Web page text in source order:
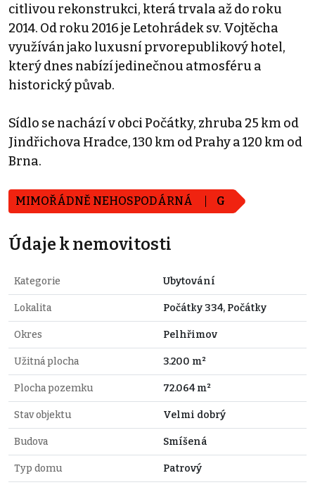
citlivou rekonstrukci, která trvala až do roku
2014. Od roku 2016 je Letohrádek sv. Vojtěcha
využíván jako luxusní prvorepublikový hotel,
který dnes nabízí jedinečnou atmosféru a
historický půvab.
Sídlo se nachází v obci Počátky, zhruba 25 km od
Jindřichova Hradce, 130 km od Prahy a 120 km od
Brna.
MIMOŘÁDNĚ NEHOSPODÁRNÁ G
Údaje k nemovitosti
Kategorie Ubytování
Lokalita Počátky 334, Počátky
Okres Pelhřimov
Užitná plocha 3.200 m²
Plocha pozemku 72.064 m²
Stav objektu Velmi dobrý
Budova Smíšená
Typ domu Patrový